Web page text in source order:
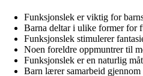
Funksjonslek er viktig for
Barna deltar i ulike former for
Funksjonslek stimulerer
Noen foreldre oppmuntrer til
Funksjonslek er en naturlig
Barn lærer samarbeid